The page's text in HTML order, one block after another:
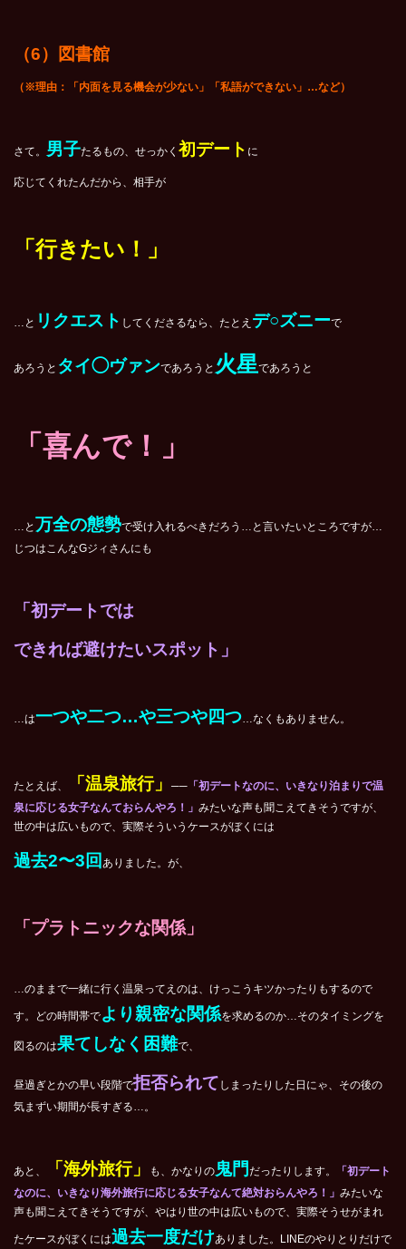
（6）図書館
（※理由：「内面を見る機会が少ない」「私語ができない」…など）
さて。 男子たるもの、せっかく 初デート に
応じてくれたんだから、相手が
「行きたい！」
…と リクエスト してくださるなら、たとえ デ○ズニーで
あろうと タイ◯ヴァンであろうと 火星であろうと
「喜んで！」
…と万全の態勢で受け入れるべきだろう…と言いたいところですが…
じつはこんなGジィさんにも
「初デートでは
できれば避けたいスポット」
…は一つや二つ…や三つや四つ…なくもありません。
たとえば、 「温泉旅行」 ── 「初デートなのに、いきなり泊まりで温
泉に応じる女子なんておらんやろ！」 みたいな声も聞こえてきそうですが、
世の中は広いもので、実際そういうケースがぼくには
過去2〜3回 ありました。が、
「プラトニックな関係」
…のままで一緒に行く温泉ってえのは、けっこうキツかったりもするので
す。どの時間帯でより親密な関係を求めるのか…そのタイミングを
図るのは果てしなく困難で、
昼過ぎとかの早い段階で拒否られて しまったりした日にゃ、その後の
気まずい期間が長すぎる…。
あと、 「海外旅行」 も、かなりの鬼門 だったりします。
「初デート
なのに、いきなり海外旅行に応じる女子なんて絶対おらんやろ！」 みたいな
声も聞こえてきそうですが、やはり世の中は広いもので、実際そうせがまれ
たケースがぼくには過去一度だけありました。 LINEのやりとりだけで